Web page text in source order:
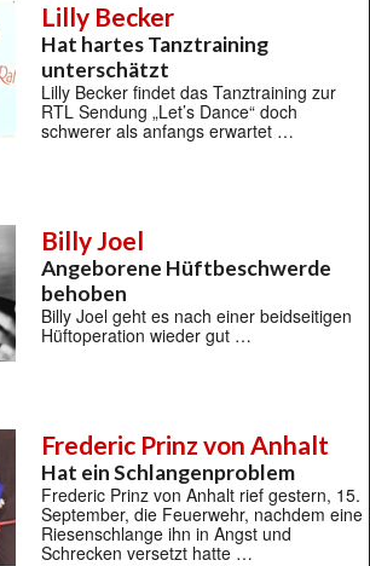
Lilly Becker
Hat hartes Tanztraining
unterschätzt
Lilly Becker findet das Tanztraining zur
RTL Sendung „Let’s Dance“ doch
schwerer als anfangs erwartet …
Billy Joel
Angeborene Hüftbeschwerde
behoben
Billy Joel geht es nach einer beidseitigen
Hüftoperation wieder gut …
Frederic Prinz von Anhalt
Hat ein Schlangenproblem
Frederic Prinz von Anhalt rief gestern, 15.
September, die Feuerwehr, nachdem eine
Riesenschlange ihn in Angst und
Schrecken versetzt hatte …